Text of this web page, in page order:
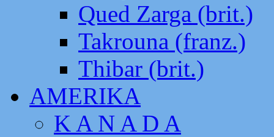
Qued Zarga (brit.)
Takrouna (franz.)
Thibar (brit.)
AMERIKA
K A N A D A